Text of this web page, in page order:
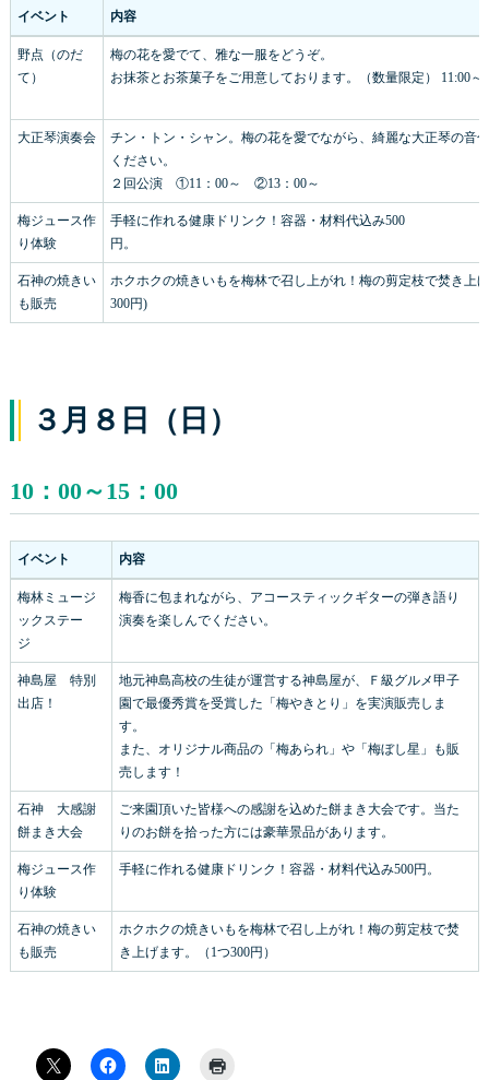
イベント 内容
野点（のだ
て）
梅の花を愛でて、雅な一服をどうぞ。
お抹茶とお茶菓子をご用意しております。（数量限定） 11:00～
大正琴演奏会
チン・トン・シャン。梅の花を愛でながら、綺麗な大正琴の音
ください。
２回公演 ①11：00～ ②13：00～
梅ジュース作
り体験
手軽に作れる健康ドリンク！容器・材料代込み500
円
石神の焼きい
も販売
ホクホクの焼きいもを梅林で召し上がれ！梅の剪定枝で焚き上
300円)
３月８日（日）
10：00～15：00
イベント 内容
梅林ミュージ
ックステー
ジ
梅香に包まれながら、アコースティックギターの弾き語り
演奏を楽しんでください。
神島屋 特別
出店！
地元神島高校の生徒が運営する神島屋が、Ｆ級グルメ甲子
園で最優秀賞を受賞した「梅やきとり」を実演販売しま
す。
また、オリジナル商品の「梅あられ」や「梅ぼし星」も販
売します！
石神 大感謝
餅まき大会
ご来園頂いた皆様への感謝を込めた餅まき大会です。当た
りのお餅を拾った方には豪華景品があります。
梅ジュース作
り体験
手軽に作れる健康ドリンク！容器・材料代込み500円。
石神の焼きい
も販売
ホクホクの焼きいもを梅林で召し上がれ！梅の剪定枝で焚
き上げます。（1つ300円）